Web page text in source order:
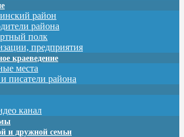
район
района
полк
предприятия
краеведение
места
писатели района
канал
и дружной семьи